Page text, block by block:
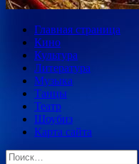
Главная страница
Кино
Культура
Литература
Музыка
Танцы
Театр
Шоубиз
Карта сайта
Найти: